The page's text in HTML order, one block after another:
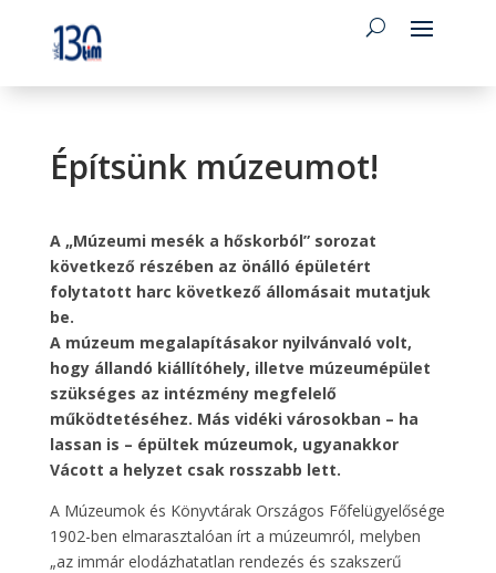
Építsünk múzeumot!
A „Múzeumi mesék a hőskorból” sorozat
következő részében az önálló épületért
folytatott harc következő állomásait mutatjuk
be.
A múzeum megalapításakor nyilvánvaló volt,
hogy állandó kiállítóhely, illetve múzeumépület
szükséges az intézmény megfelelő
működtetéséhez. Más vidéki városokban – ha
lassan is – épültek múzeumok, ugyanakkor
Vácott a helyzet csak rosszabb lett.
A Múzeumok és Könyvtárak Országos Főfelügyelősége
1902-ben elmarasztalóan írt a múzeumról, melyben
„az immár elodázhatatlan rendezés és szakszerű